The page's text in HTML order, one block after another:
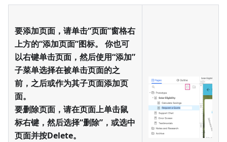
要添加页面，请单击“页面”窗格右
上方的“添加页面”图标。 你也可
以右键单击页面，然后使用“添加”
子菜单选择在被单击页面的之
前，之后或作为其子页面添加页
面。
要删除页面，请在页面上单击鼠
标右键，然后选择“删除”，或选中
页面并按Delete。